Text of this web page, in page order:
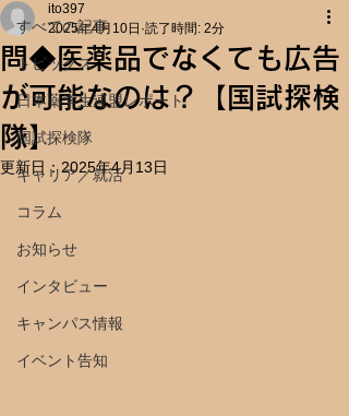
すべての記事
トピックス
日本薬学生連盟レポート
国試探検隊
キャリア／就活
コラム
お知らせ
インタビュー
キャンパス情報
イベント告知
問◆医薬品でなくても広告
が可能なのは？【国試探検
隊】
ito397
2025年4月10日 読了時間: 2分
更新日：2025年4月13日